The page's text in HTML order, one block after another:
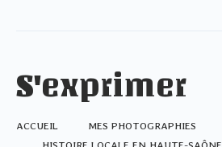
S'exprimer
ACCUEIL
MES PHOTOGRAPHIES